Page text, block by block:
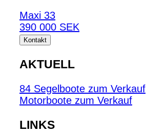
Maxi 33
390 000 SEK
Kontakt
AKTUELL
84 Segelboote zum Verkauf
Motorboote zum Verkauf
LINKS